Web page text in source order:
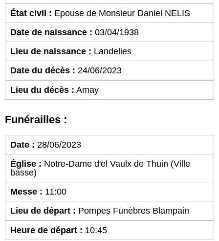
État civil : Epouse de Monsieur Daniel NELIS
Date de naissance : 03/04/1938
Lieu de naissance : Landelies
Date du décès : 24/06/2023
Lieu du décès : Amay
Funérailles :
Date : 28/06/2023
Église : Notre-Dame d'el Vaulx de Thuin (Ville
basse)
Messe : 11:00
Lieu de départ : Pompes Funèbres Blampain
Heure de départ : 10:45